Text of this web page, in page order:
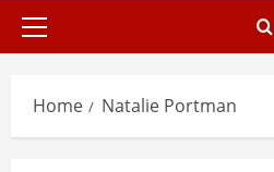
Primary
Home Natalie Portman